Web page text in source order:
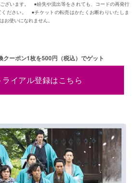
ざいます。 ●紛失や流出等をされても、コードの再発⾏
ださい。 ●チケットの転売はかたくお断わりいたしま
お使いになれません。
クーポン1枚を500円（税込）でゲット
ライアル登録はこちら